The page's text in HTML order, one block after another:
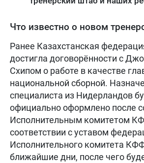
Что известно о новом
Ранее Казахстанская
достигла договорённости с
Схипом о работе в качестве
национальной сборной.
специалиста из Нидерландов
официально оформлено после
Исполнительным комитетом
соответствии с уставом
Исполнительного комитета
ближайшие дни, после чего